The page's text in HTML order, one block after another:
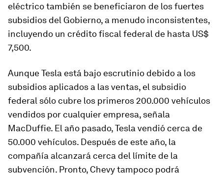
eléctrico también se beneficiaron de los fuertes
subsidios del Gobierno, a menudo inconsistentes,
incluyendo un crédito fiscal federal de hasta US$
7,500.
Aunque Tesla está bajo escrutinio debido a los
subsidios aplicados a las ventas, el subsidio
federal sólo cubre los primeros 200.000 vehículos
vendidos por cualquier empresa, señala
MacDuffie. El año pasado, Tesla vendió cerca de
50.000 vehículos. Después de este año, la
compañía alcanzará cerca del límite de la
subvención. Pronto, Chevy tampoco podrá